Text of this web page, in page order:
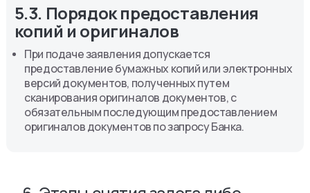
5.3. Порядок предоставления
копий и оригиналов
При подаче заявления допускается
предоставление бумажных копий или электронных
версий документов, полученных путем
сканирования оригиналов документов, с
обязательным последующим предоставлением
оригиналов документов по запросу Банка.